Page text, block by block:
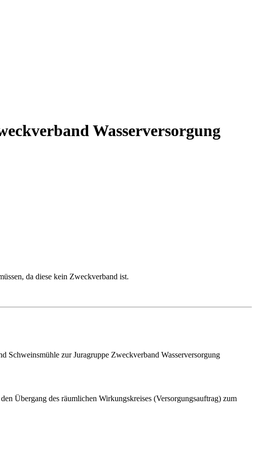
Wasserversorgung
da diese kein Zweckverband ist.
Schweinsmühle zur Juragruppe Zweckverband Wasserversorgung
Übergang des räumlichen Wirkungskreises (Versorgungsauftrag) zum